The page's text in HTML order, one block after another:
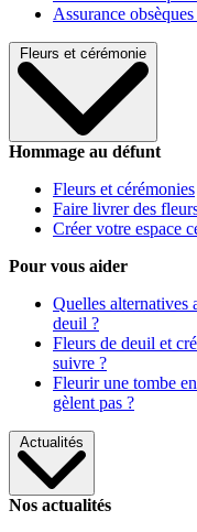
Assurance
Fleurs et cérémonie
Hommage au défunt
Fleurs et cérémonies
Faire livrer des
Créer votre espace
Pour vous aider
Quelles alternatives
deuil ?
Fleurs de deuil et
suivre ?
Fleurir une tombe
gèlent pas ?
Actualités
Nos actualités